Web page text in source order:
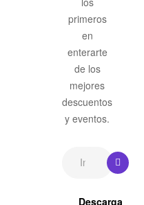
primeros
en
enterarte
de los
mejores
descuentos
y eventos.
Descarga